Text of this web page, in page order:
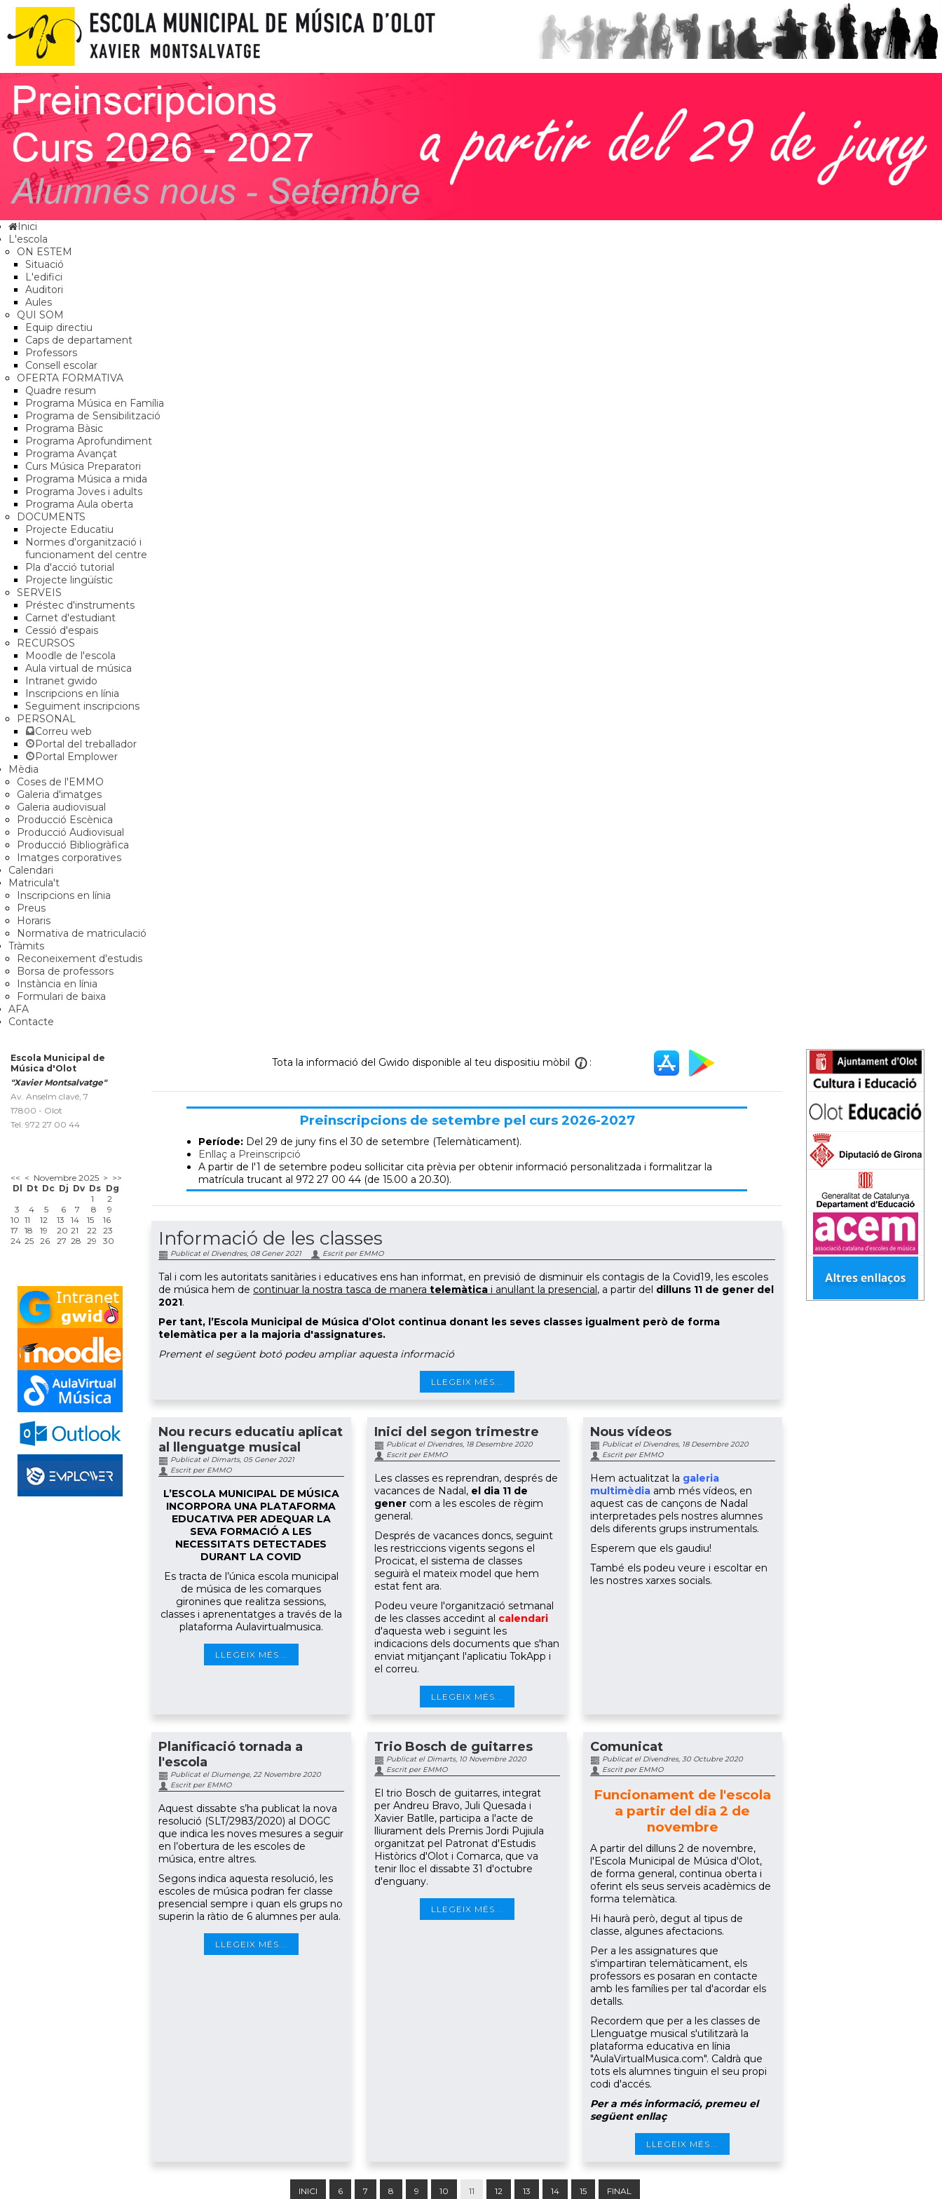
Inici
L'escola
ON ESTEM
Situació
L'edifici
Auditori
Aules
QUI SOM
Equip directiu
Caps de departament
Professors
Consell escolar
OFERTA FORMATIVA
Quadre resum
Programa Música en Família
Programa de Sensibilització
Programa Bàsic
Programa Aprofundiment
Programa Avançat
Curs Música Preparatori
Programa Música a mida
Programa Joves i adults
Programa Aula oberta
DOCUMENTS
Projecte Educatiu
Normes d'organització i
funcionament del centre
Pla d'acció tutorial
Projecte lingüístic
SERVEIS
Préstec d'instruments
Carnet d'estudiant
Cessió d'espais
RECURSOS
Moodle de l'escola
Aula virtual de música
Intranet gwido
Inscripcions en línia
Seguiment inscripcions
PERSONAL
Correu web
Portal del treballador
Portal Emplower
Mèdia
Coses de l'EMMO
Galeria d'imatges
Galeria audiovisual
Producció Escènica
Producció Audiovisual
Producció Bibliogràfica
Imatges corporatives
Calendari
Matricula't
Inscripcions en línia
Preus
Horaris
Normativa de matriculació
Tràmits
Reconeixement d'estudis
Borsa de professors
Instància en línia
Formulari de baixa
AFA
Contacte
Escola Municipal de
Música d'Olot
"Xavier Montsalvatge"
Av. Anselm clavé, 7
17800 - Olot
Tel. 972 27 00 44
<< < Novembre 2025 > >>
Dl
Dt Dc Dj Dv Ds Dg
1
2
3
4 5 6 7 8
9
10 11 12 13 14 15
16
17
18 19 20 21 22 23
24 25 26 27 28 29 30
Tota la informació del Gwido disponible al teu dispositiu mòbil :
Preinscripcions de setembre pel curs 2026-2027
Període: Del 29 de juny fins el 30 de setembre (Telemàticament).
Enllaç a Preinscripció
A partir de l'1 de setembre podeu sol·licitar cita prèvia per obtenir informació personalitzada i formalitzar la
matrícula trucant al 972 27 00 44 (de 15.00 a 20.30).
Informació de les classes
Publicat el Divendres, 08 Gener 2021 Escrit per EMMO
Tal i com les autoritats sanitàries i educatives ens han informat, en previsió de disminuir els contagis de la Covid19, les escoles
de música hem de continuar la nostra tasca de maneratelemàtica i anul·lant la presencial, a partir del dilluns 11 de gener del
2021.
Per tant, l’Escola Municipal de Música d’Olot continua donant les seves classes igualment però de forma
telemàtica per a la majoria d'assignatures.
Prement el següent botó podeu ampliar aquesta informació
LLEGEIX MÉS...
Nou recurs educatiu aplicat
al llenguatge musical
Publicat el Dimarts, 05 Gener 2021
Escrit per EMMO
L’ESCOLA MUNICIPAL DE MÚSICA
INCORPORA UNA PLATAFORMA
EDUCATIVA PER ADEQUAR LA
SEVA FORMACIÓ A LES
NECESSITATS DETECTADES
DURANT LA COVID
Es tracta de l’única escola municipal
de música de les comarques
gironines que realitza sessions,
classes i aprenentatges a través de la
plataforma Aulavirtualmusica.
LLEGEIX MÉS...
Inici del segon trimestre
Publicat el Divendres, 18 Desembre 2020
Escrit per EMMO
Les classes es reprendran, després de
vacances de Nadal, el dia 11 de
genercom a les escoles de règim
general.
Després de vacances doncs, seguint
les restriccions vigents segons el
Procicat, el sistema de classes
seguirà el mateix model que hem
estat fent ara.
Podeu veure l'organització setmanal
de les classes accedint al calendari
d'aquesta web i seguint les
indicacions dels documents que s'han
enviat mitjançant l'aplicatiu TokApp i
el correu.
LLEGEIX MÉS...
Nous vídeos
Publicat el Divendres, 18 Desembre 2020
Escrit per EMMO
Hem actualitzat la galeria
multimèdiaamb més vídeos, en
aquest cas de cançons de Nadal
interpretades pels nostres alumnes
dels diferents grups instrumentals.
Esperem que els gaudiu!
També els podeu veure i escoltar en
les nostres xarxes socials.
Planificació tornada a
l'escola
Publicat el Diumenge, 22 Novembre 2020
Escrit per EMMO
Aquest dissabte s’ha publicat la nova
resolució (SLT/2983/2020) al DOGC
que indica les noves mesures a seguir
en l’obertura de les escoles de
música, entre altres.
Segons indica aquesta resolució, les
escoles de música podran fer classe
presencial sempre i quan els grups no
superin la ràtio de 6 alumnes per aula.
LLEGEIX MÉS...
Trio Bosch de guitarres
Publicat el Dimarts, 10 Novembre 2020
Escrit per EMMO
El trio Bosch de guitarres, integrat
per Andreu Bravo, Juli Quesada i
Xavier Batlle, participa a l'acte de
lliurament dels Premis Jordi Pujiula
organitzat pel Patronat d'Estudis
Històrics d'Olot i Comarca, que va
tenir lloc el dissabte 31 d'octubre
d'enguany.
LLEGEIX MÉS...
Comunicat
Publicat el Divendres, 30 Octubre 2020
Escrit per EMMO
Funcionament de l'escola
a partir del dia 2 de
novembre
A partir del dilluns 2 de novembre,
l'Escola Municipal de Música d'Olot,
de forma general, continua oberta i
oferint els seus serveis acadèmics de
forma telemàtica.
Hi haurà però, degut al tipus de
classe, algunes afectacions.
Per a les assignatures que
s'impartiran telemàticament, els
professors es posaran en contacte
amb les famílies per tal d'acordar els
detalls.
Recordem que per a les classes de
Llenguatge musical s'utilitzarà la
plataforma educativa en línia
"AulaVirtualMusica.com". Caldrà que
tots els alumnes tinguin el seu propi
codi d'accés.
Per a més informació, premeu el
següent enllaç
LLEGEIX MÉS...
INICI 6 7 8 9 10 11 12 13 14 15 FINAL